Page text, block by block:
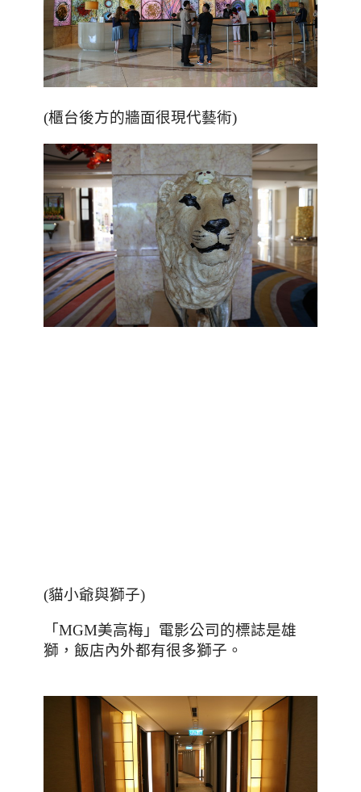
(櫃台後方的牆面很現代藝術)
(貓小爺與獅子)
「MGM美高梅」電影公司的標誌是雄
獅 ，飯店內外都有很多獅子。